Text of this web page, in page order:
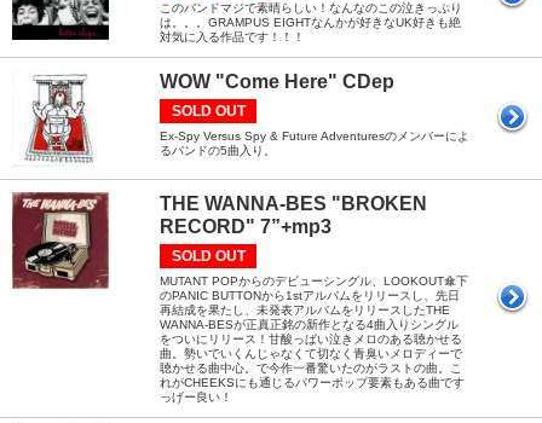
このバンドマジで素晴らしい！なんなのこの泣きっぷり
は。。。GRAMPUS EIGHTなんかが好きなUK好きも絶
対気に入る作品です！！！
WOW "Come Here" CDep
SOLD OUT
Ex-Spy Versus Spy & Future Adventuresのメンバーによ
るバンドの5曲入り。
THE WANNA-BES "BROKEN
RECORD" 7”+mp3
SOLD OUT
MUTANT POPからのデビューシングル、LOOKOUT傘下
のPANIC BUTTONから1stアルバムをリリースし、先日
再結成を果たし、未発表アルバムをリリースしたTHE
WANNA-BESが正真正銘の新作となる4曲入りシングル
をついにリリース！甘酸っぱい泣きメロのある聴かせる
曲。勢いでいくんじゃなくて切なく青臭いメロディーで
聴かせる曲中心。で今作一番驚いたのがラストの曲。こ
れがCHEEKSにも通じるパワーポップ要素もある曲です
っげー良い！